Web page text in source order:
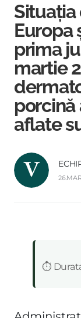
Europa
prima
martie
porcină
aflate
⏱️